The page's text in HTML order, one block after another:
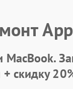
MacBook.
+ скидку